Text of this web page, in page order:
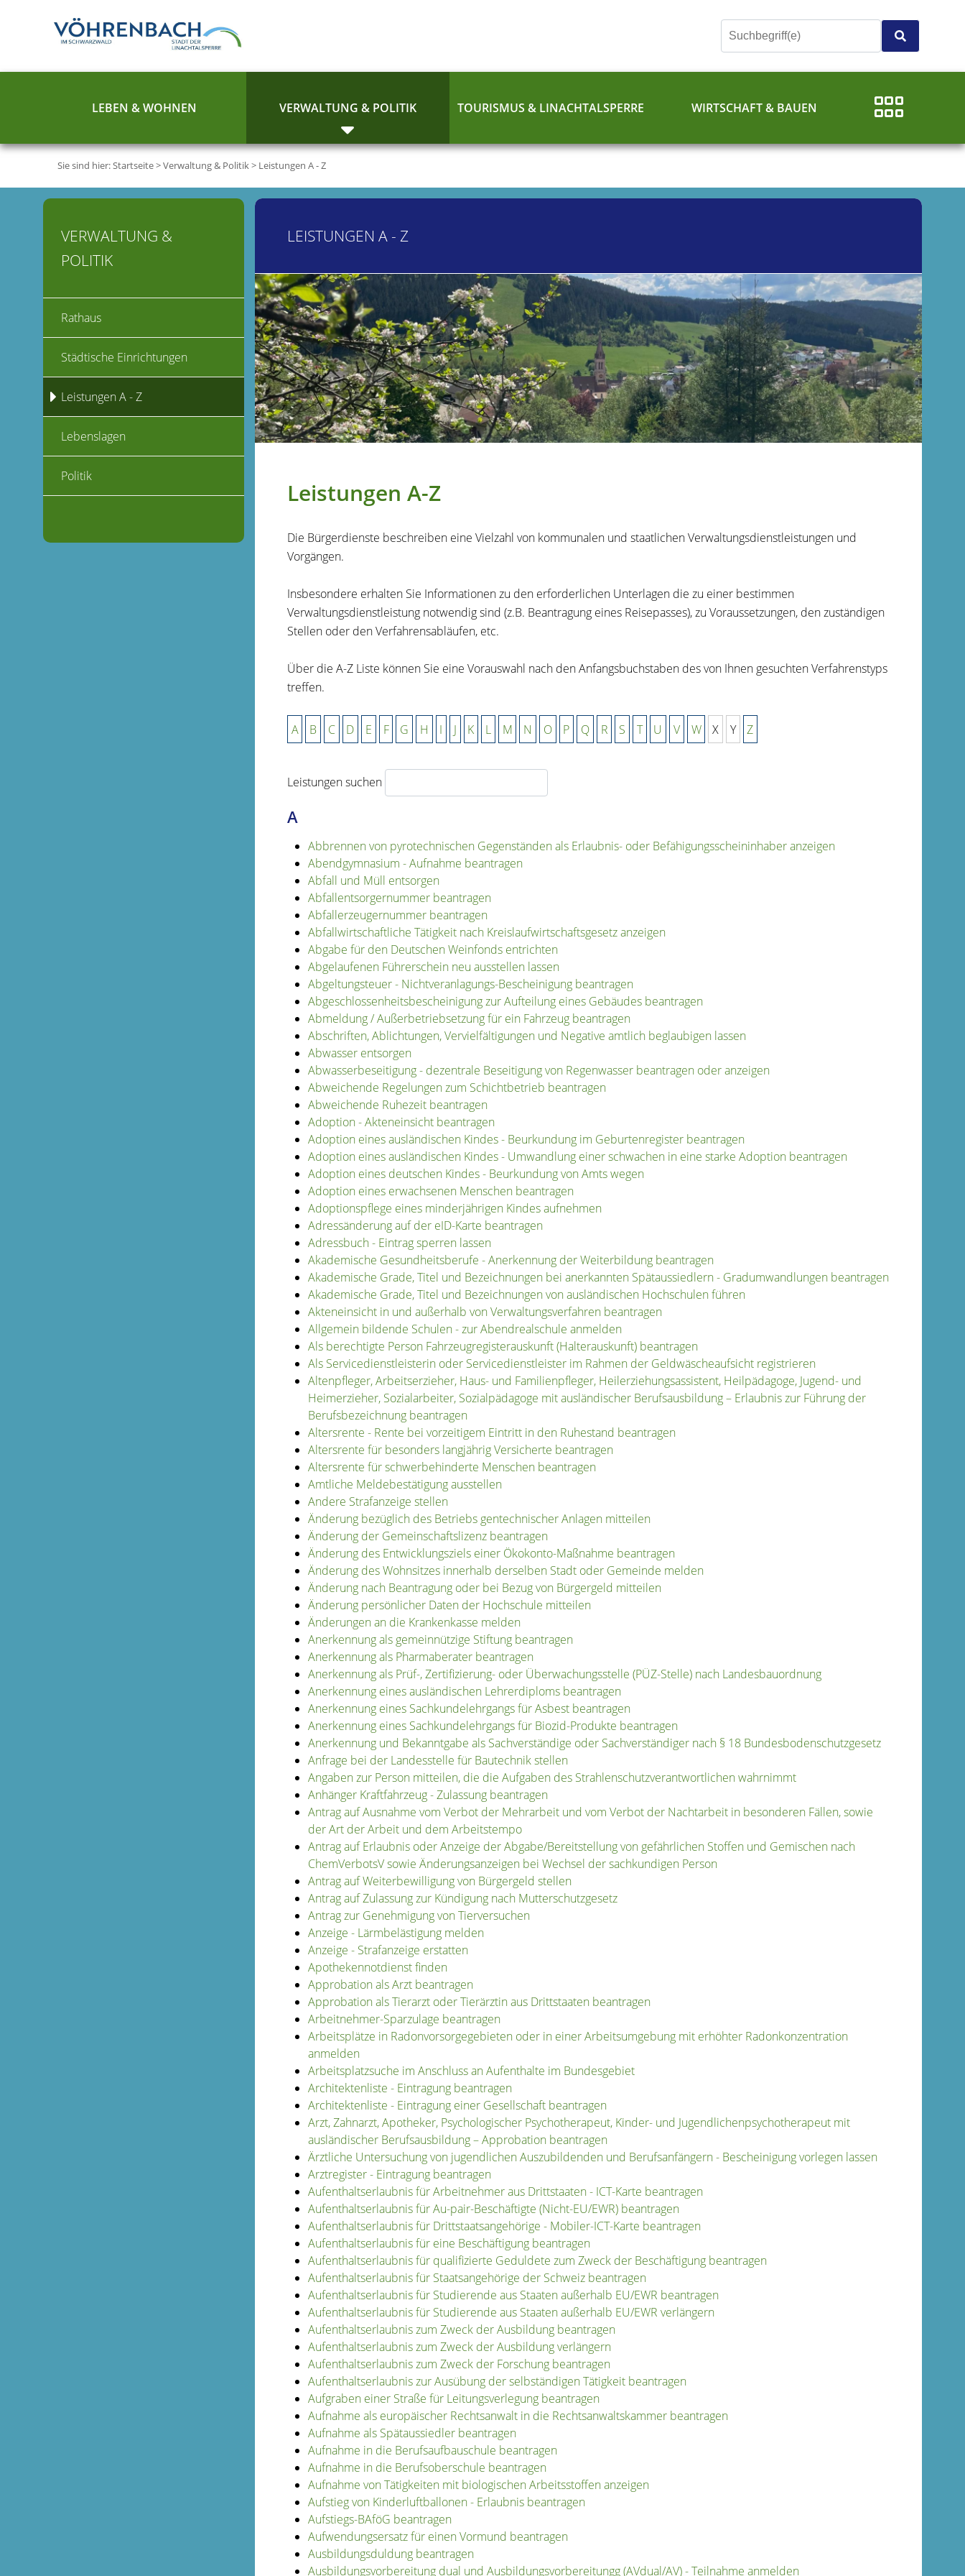
LEBEN & WOHNEN VERWALTUNG & POLITIK TOURISMUS & LINACHTALSPERRE WIRTSCHAFT & BAUEN
Sie sind hier:Startseite>Verwaltung & Politik> Leistungen A - Z
LEISTUNGEN A - Z
Leistungen A-Z
Die Bürgerdienste beschreiben eine Vielzahl von kommunalen und staatlichen Verwaltungsdienstleistungen und
Vorgängen.
Insbesondere erhalten Sie Informationen zu den erforderlichen Unterlagen die zu einer bestimmen
Verwaltungsdienstleistung notwendig sind (z.B. Beantragung eines Reisepasses), zu Voraussetzungen, den zuständigen
Stellen oder den Verfahrensabläufen, etc.
Über die A-Z Liste können Sie eine Vorauswahl nach den Anfangsbuchstaben des von Ihnen gesuchten Verfahrenstyps
treffen.
A B C D E F G H I J K L M N O P Q R S T U V W X Y Z
Leistungen suchen
A
Abbrennen von pyrotechnischen Gegenständen als Erlaubnis- oder Befähigungsscheininhaber anzeigen
Abendgymnasium - Aufnahme beantragen
Abfall und Müll entsorgen
Abfallentsorgernummer beantragen
Abfallerzeugernummer beantragen
Abfallwirtschaftliche Tätigkeit nach Kreislaufwirtschaftsgesetz anzeigen
Abgabe für den Deutschen Weinfonds entrichten
Abgelaufenen Führerschein neu ausstellen lassen
Abgeltungsteuer - Nichtveranlagungs-Bescheinigung beantragen
Abgeschlossenheitsbescheinigung zur Aufteilung eines Gebäudes beantragen
Abmeldung / Außerbetriebsetzung für ein Fahrzeug beantragen
Abschriften, Ablichtungen, Vervielfältigungen und Negative amtlich beglaubigen lassen
Abwasser entsorgen
Abwasserbeseitigung - dezentrale Beseitigung von Regenwasser beantragen oder anzeigen
Abweichende Regelungen zum Schichtbetrieb beantragen
Abweichende Ruhezeit beantragen
Adoption - Akteneinsicht beantragen
Adoption eines ausländischen Kindes - Beurkundung im Geburtenregister beantragen
Adoption eines ausländischen Kindes - Umwandlung einer schwachen in eine starke Adoption beantragen
Adoption eines deutschen Kindes - Beurkundung von Amts wegen
Adoption eines erwachsenen Menschen beantragen
Adoptionspflege eines minderjährigen Kindes aufnehmen
Adressänderung auf der eID-Karte beantragen
Adressbuch - Eintrag sperren lassen
Akademische Gesundheitsberufe - Anerkennung der Weiterbildung beantragen
Akademische Grade, Titel und Bezeichnungen bei anerkannten Spätaussiedlern - Gradumwandlungen beantragen
Akademische Grade, Titel und Bezeichnungen von ausländischen Hochschulen führen
Akteneinsicht in und außerhalb von Verwaltungsverfahren beantragen
Allgemein bildende Schulen - zur Abendrealschule anmelden
Als berechtigte Person Fahrzeugregisterauskunft (Halterauskunft) beantragen
Als Servicedienstleisterin oder Servicedienstleister im Rahmen der Geldwäscheaufsicht registrieren
Altenpfleger, Arbeitserzieher, Haus- und Familienpfleger, Heilerziehungsassistent, Heilpädagoge, Jugend- und
Heimerzieher, Sozialarbeiter, Sozialpädagoge mit ausländischer Berufsausbildung – Erlaubnis zur Führung der
Berufsbezeichnung beantragen
Altersrente - Rente bei vorzeitigem Eintritt in den Ruhestand beantragen
Altersrente für besonders langjährig Versicherte beantragen
Altersrente für schwerbehinderte Menschen beantragen
Amtliche Meldebestätigung ausstellen
Andere Strafanzeige stellen
Änderung bezüglich des Betriebs gentechnischer Anlagen mitteilen
Änderung der Gemeinschaftslizenz beantragen
Änderung des Entwicklungsziels einer Ökokonto-Maßnahme beantragen
Änderung des Wohnsitzes innerhalb derselben Stadt oder Gemeinde melden
Änderung nach Beantragung oder bei Bezug von Bürgergeld mitteilen
Änderung persönlicher Daten der Hochschule mitteilen
Änderungen an die Krankenkasse melden
Anerkennung als gemeinnützige Stiftung beantragen
Anerkennung als Pharmaberater beantragen
Anerkennung als Prüf-, Zertifizierung- oder Überwachungsstelle (PÜZ-Stelle) nach Landesbauordnung
Anerkennung eines ausländischen Lehrerdiploms beantragen
Anerkennung eines Sachkundelehrgangs für Asbest beantragen
Anerkennung eines Sachkundelehrgangs für Biozid-Produkte beantragen
Anerkennung und Bekanntgabe als Sachverständige oder Sachverständiger nach § 18 Bundesbodenschutzgesetz
Anfrage bei der Landesstelle für Bautechnik stellen
Angaben zur Person mitteilen, die die Aufgaben des Strahlenschutzverantwortlichen wahrnimmt
Anhänger Kraftfahrzeug - Zulassung beantragen
Antrag auf Ausnahme vom Verbot der Mehrarbeit und vom Verbot der Nachtarbeit in besonderen Fällen, sowie
der Art der Arbeit und dem Arbeitstempo
Antrag auf Erlaubnis oder Anzeige der Abgabe/Bereitstellung von gefährlichen Stoffen und Gemischen nach
ChemVerbotsV sowie Änderungsanzeigen bei Wechsel der sachkundigen Person
Antrag auf Weiterbewilligung von Bürgergeld stellen
Antrag auf Zulassung zur Kündigung nach Mutterschutzgesetz
Antrag zur Genehmigung von Tierversuchen
Anzeige - Lärmbelästigung melden
Anzeige - Strafanzeige erstatten
Apothekennotdienst finden
Approbation als Arzt beantragen
Approbation als Tierarzt oder Tierärztin aus Drittstaaten beantragen
Arbeitnehmer-Sparzulage beantragen
Arbeitsplätze in Radonvorsorgegebieten oder in einer Arbeitsumgebung mit erhöhter Radonkonzentration
anmelden
Arbeitsplatzsuche im Anschluss an Aufenthalte im Bundesgebiet
Architektenliste - Eintragung beantragen
Architektenliste - Eintragung einer Gesellschaft beantragen
Arzt, Zahnarzt, Apotheker, Psychologischer Psychotherapeut, Kinder- und Jugendlichenpsychotherapeut mit
ausländischer Berufsausbildung – Approbation beantragen
Ärztliche Untersuchung von jugendlichen Auszubildenden und Berufsanfängern - Bescheinigung vorlegen lassen
Arztregister - Eintragung beantragen
Aufenthaltserlaubnis für Arbeitnehmer aus Drittstaaten - ICT-Karte beantragen
Aufenthaltserlaubnis für Au-pair-Beschäftigte (Nicht-EU/EWR) beantragen
Aufenthaltserlaubnis für Drittstaatsangehörige - Mobiler-ICT-Karte beantragen
Aufenthaltserlaubnis für eine Beschäftigung beantragen
Aufenthaltserlaubnis für qualifizierte Geduldete zum Zweck der Beschäftigung beantragen
Aufenthaltserlaubnis für Staatsangehörige der Schweiz beantragen
Aufenthaltserlaubnis für Studierende aus Staaten außerhalb EU/EWR beantragen
Aufenthaltserlaubnis für Studierende aus Staaten außerhalb EU/EWR verlängern
Aufenthaltserlaubnis zum Zweck der Ausbildung beantragen
Aufenthaltserlaubnis zum Zweck der Ausbildung verlängern
Aufenthaltserlaubnis zum Zweck der Forschung beantragen
Aufenthaltserlaubnis zur Ausübung der selbständigen Tätigkeit beantragen
Aufgraben einer Straße für Leitungsverlegung beantragen
Aufnahme als europäischer Rechtsanwalt in die Rechtsanwaltskammer beantragen
Aufnahme als Spätaussiedler beantragen
Aufnahme in die Berufsaufbauschule beantragen
Aufnahme in die Berufsoberschule beantragen
Aufnahme von Tätigkeiten mit biologischen Arbeitsstoffen anzeigen
Aufstieg von Kinderluftballonen - Erlaubnis beantragen
Aufstiegs-BAföG beantragen
Aufwendungsersatz für einen Vormund beantragen
Ausbildungsduldung beantragen
Ausbildungsvorbereitung dual und Ausbildungsvorbereitungg (AVdual/AV) - Teilnahme anmelden
VERWALTUNG &
POLITIK
Rathaus
Städtische Einrichtungen
Leistungen A - Z
Lebenslagen
Politik